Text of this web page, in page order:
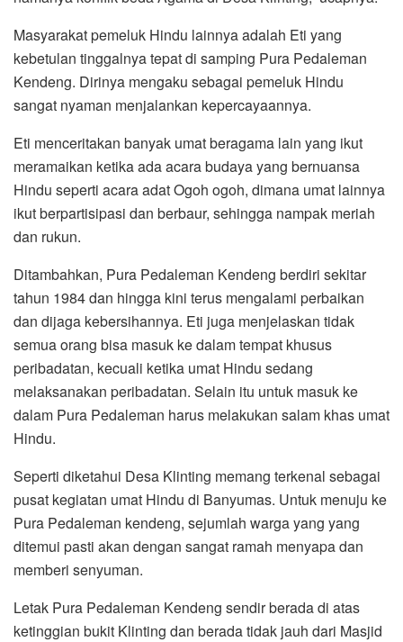
Masyarakat pemeluk Hindu lainnya adalah Eti yang
kebetulan tinggalnya tepat di samping Pura Pedaleman
Kendeng. Dirinya mengaku sebagai pemeluk Hindu
sangat nyaman menjalankan kepercayaannya.
Eti menceritakan banyak umat beragama lain yang ikut
meramaikan ketika ada acara budaya yang bernuansa
Hindu seperti acara adat Ogoh ogoh, dimana umat lainnya
ikut berpartisipasi dan berbaur, sehingga nampak meriah
dan rukun.
Ditambahkan, Pura Pedaleman Kendeng berdiri sekitar
tahun 1984 dan hingga kini terus mengalami perbaikan
dan dijaga kebersihannya. Eti juga menjelaskan tidak
semua orang bisa masuk ke dalam tempat khusus
peribadatan, kecuali ketika umat Hindu sedang
melaksanakan peribadatan. Selain itu untuk masuk ke
dalam Pura Pedaleman harus melakukan salam khas umat
Hindu.
Seperti diketahui Desa Klinting memang terkenal sebagai
pusat kegiatan umat Hindu di Banyumas. Untuk menuju ke
Pura Pedaleman kendeng, sejumlah warga yang yang
ditemui pasti akan dengan sangat ramah menyapa dan
memberi senyuman.
Letak Pura Pedaleman Kendeng sendir berada di atas
ketinggian bukit Klinting dan berada tidak jauh dari Masjid